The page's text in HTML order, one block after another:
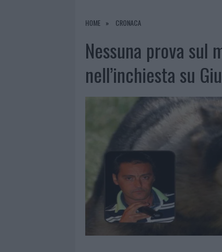
6 AGOSTO 2026
|
6 AGOSTO 2026 | STRADA SASSARI-OLBIA,
HOME CRONACA
Nessuna prova
nell’inchiesta su